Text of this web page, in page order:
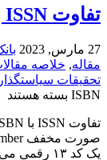
تفاوت ISSN با ISBN
27 مارس, 2023
مقاله, خلاصه
تحقيقات
ISBN بسته هستند